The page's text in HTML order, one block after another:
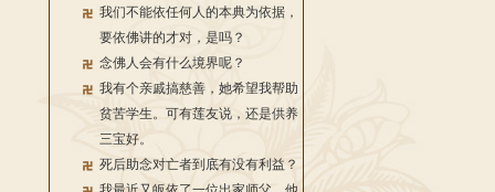
我们不能依任何人的本典为依据，
要依佛讲的才对，是吗？
念佛人会有什么境界呢？
我有个亲戚搞慈善，她希望我帮助
贫苦学生。可有莲友说，还是供养
三宝好。
死后助念对亡者到底有没有利益？